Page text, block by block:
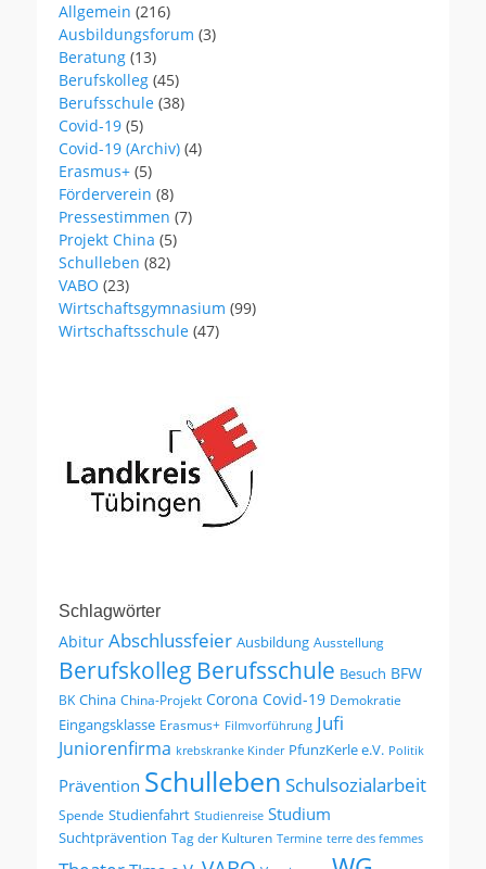
Allgemein (216)
Ausbildungsforum (3)
Beratung (13)
Berufskolleg (45)
Berufsschule (38)
Covid-19 (5)
Covid-19 (Archiv) (4)
Erasmus+ (5)
Förderverein (8)
Pressestimmen (7)
Projekt China (5)
Schulleben (82)
VABO (23)
Wirtschaftsgymnasium (99)
Wirtschaftsschule (47)
Schlagwörter
Abitur Abschlussfeier Ausbildung Ausstellung
Berufskolleg Berufsschule Besuch BFW
BK China China-Projekt Corona Covid-19 Demokratie
Eingangsklasse Erasmus+ Filmvorführung Jufi
Juniorenfirma krebskranke Kinder PfunzKerle e.V. Politik
Prävention Schulleben Schulsozialarbeit
Spende Studienfahrt Studienreise Studium
Suchtprävention Tag der Kulturen Termine terre des femmes